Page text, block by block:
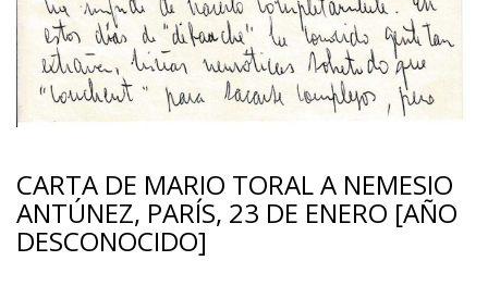
CARTA DE MARIO TORAL A NEMESIO
ANTÚNEZ, PARÍS, 23 DE ENERO [AÑO
DESCONOCIDO]